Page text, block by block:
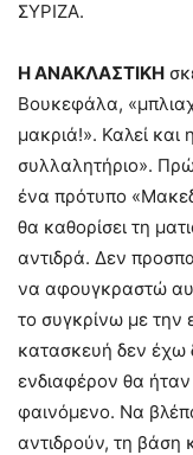
ΣΥΡΙΖΑ.
Η ΑΝΑΚΛΑΣΤΙΚΗ
Βουκεφάλα,
μακριά!». Καλεί και
συλλαλητήριο».
ένα πρότυπο
θα καθορίσει τη
αντιδρά. Δεν
να αφουγκραστώ
το συγκρίνω με την
κατασκευή δεν έχω
ενδιαφέρον θα
φαινόμενο. Να
αντιδρούν, τη βάση